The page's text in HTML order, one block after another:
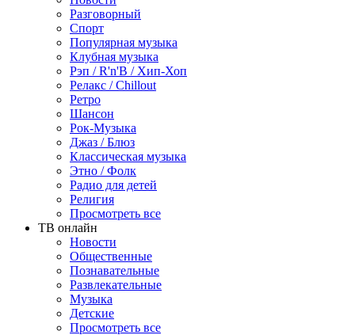
Разговорный
Спорт
Популярная музыка
Клубная музыка
Рэп / R'n'B / Хип-Хоп
Релакс / Chillout
Ретро
Шансон
Рок-Музыка
Джаз / Блюз
Классическая музыка
Этно / Фолк
Радио для детей
Религия
Просмотреть все
ТВ онлайн
Новости
Общественные
Познавательные
Развлекательные
Музыка
Детские
Просмотреть все